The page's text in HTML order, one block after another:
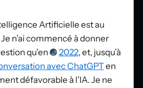
Artificielle est au
n’ai commencé à donner
qu’en
2022, et, jusqu’à
avec ChatGPTen
défavorable à l’IA. Je ne